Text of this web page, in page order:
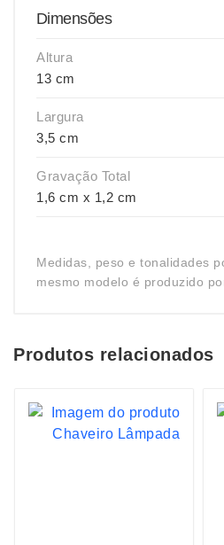
Dimensões
Altura
13 cm
Largura
3,5 cm
Gravação Total
1,6 cm x 1,2 cm
Medidas, peso e tonalidades
mesmo modelo é produzido
Produtos relacionados